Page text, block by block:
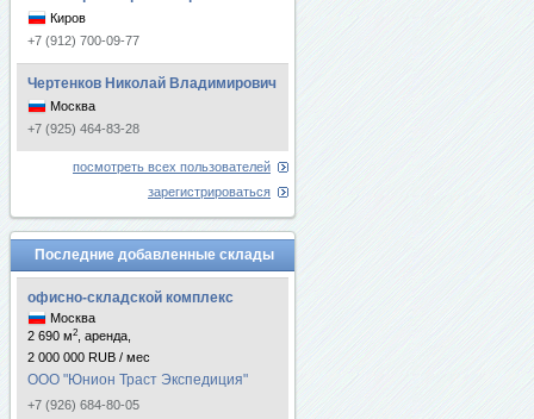
Киров
+7 (912) 700-09-77
Чертенков Николай Владимирович
Москва
+7 (925) 464-83-28
посмотреть всех пользователей
зарегистрироваться
Последние добавленные склады
офисно-складской комплекс
Москва
2 690 м2
, аренда,
2 000 000 RUB / мес
ООО "Юнион Траст Экспедиция"
+7 (926) 684-80-05